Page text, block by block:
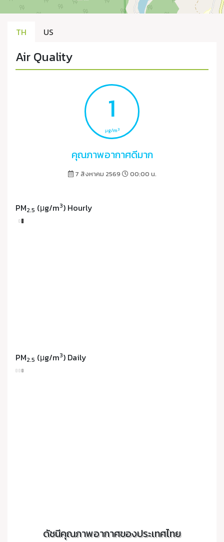
TH US
Air Quality
1
μg/m3
คุณภาพอากาศดีมาก
7 สิงหาคม 2569 00:00 น.
PM2.5 (μg/m3) Hourly
PM2.5 (μg/m3) Daily
ดัชนีคุณภาพอากาศของประเทศไทย